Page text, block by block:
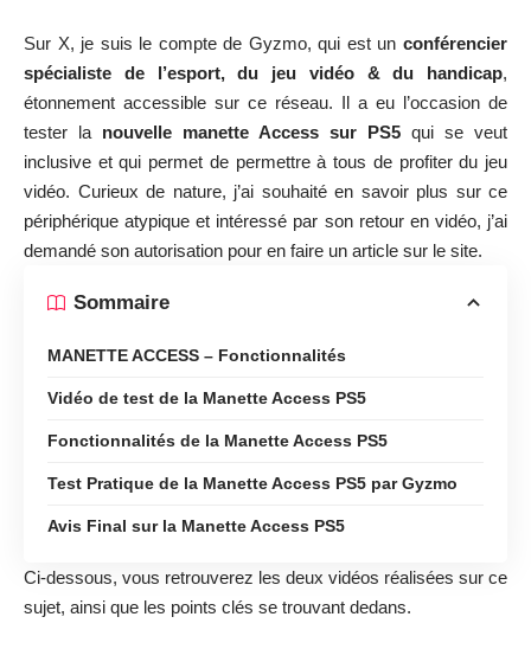
Sur X, je suis le compte de Gyzmo, qui est unconférencier
spécialiste de l’esport, du jeu vidéo & du handicap,
étonnement accessible sur ce réseau. Il a eu l’occasion de
tester la nouvelle manette Access sur PS5 qui se veut
inclusive et qui permet de permettre à tous de profiter du jeu
vidéo. Curieux de nature, j’ai souhaité en savoir plus sur ce
périphérique atypique et intéressé par son retour en vidéo, j’ai
demandé son autorisation pour en faire un article sur le site.
Sommaire
MANETTE ACCESS – Fonctionnalités
Vidéo de test de la Manette Access PS5
Fonctionnalités de la Manette Access PS5
Test Pratique de la Manette Access PS5 par Gyzmo
Avis Final sur la Manette Access PS5
Ci-dessous, vous retrouverez les deux vidéos réalisées sur ce
sujet, ainsi que les points clés se trouvant dedans.